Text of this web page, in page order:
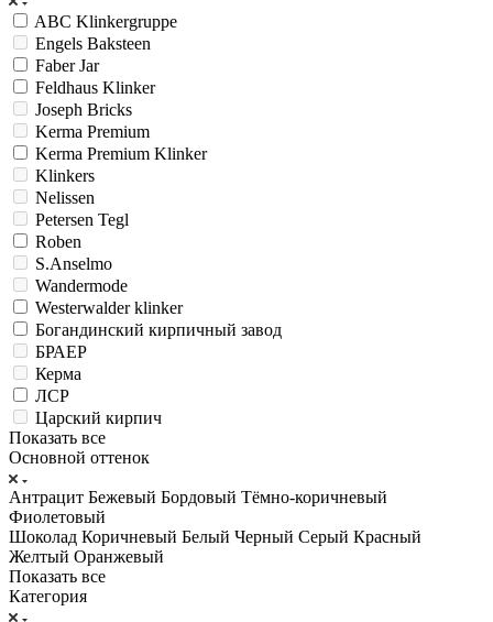
ABC Klinkergruppe
Engels Baksteen
Faber Jar
Feldhaus Klinker
Joseph Bricks
Kerma Premium
Kerma Premium Klinker
Klinkers
Nelissen
Petersen Tegl
Roben
S.Anselmo
Wandermode
Westerwalder klinker
Богандинский кирпичный завод
БРАЕР
Керма
ЛСР
Царский кирпич
Показать все
Основной оттенок
Антрацит Бежевый Бордовый Тёмно-коричневый
Фиолетовый
Шоколад Коричневый Белый Черный Серый Красный
Желтый Оранжевый
Показать все
Категория